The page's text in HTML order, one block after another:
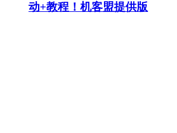
动+教程！机客盟提供版